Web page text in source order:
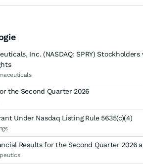
Inc. (NASDAQ: SPRY)
the Second Quarter 2026
Under Nasdaq Listing Rule 5635(c)(4)
Results for the Second Quarter 2026